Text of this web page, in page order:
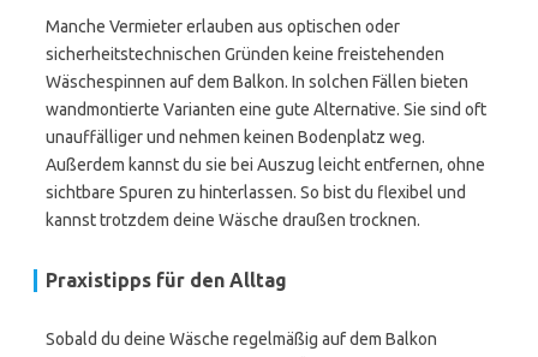
Manche Vermieter erlauben aus optischen oder
sicherheitstechnischen Gründen keine freistehenden
Wäschespinnen auf dem Balkon. In solchen Fällen bieten
wandmontierte Varianten eine gute Alternative. Sie sind oft
unauffälliger und nehmen keinen Bodenplatz weg.
Außerdem kannst du sie bei Auszug leicht entfernen, ohne
sichtbare Spuren zu hinterlassen. So bist du flexibel und
kannst trotzdem deine Wäsche draußen trocknen.
Praxistipps für den Alltag
Sobald du deine Wäsche regelmäßig auf dem Balkon